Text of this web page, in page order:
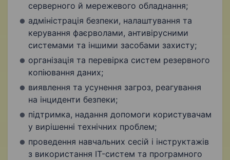
серверного й мережевого обладнання;
адміністрація безпеки, налаштування та
керування фаєрволами, антивірусними
системами та іншими засобами захисту;
організація та перевірка систем резервного
копіювання даних;
виявлення та усунення загроз, реагування
на інциденти безпеки;
підтримка, надання допомоги користувачам
у вирішенні технічних проблем;
проведення навчальних сесій і інструктажів
з використання IT-систем та програмного